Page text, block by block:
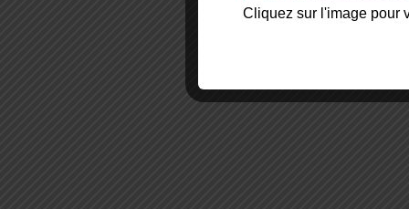
Cliquez sur l'image pour